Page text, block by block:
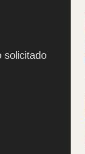
solicitado